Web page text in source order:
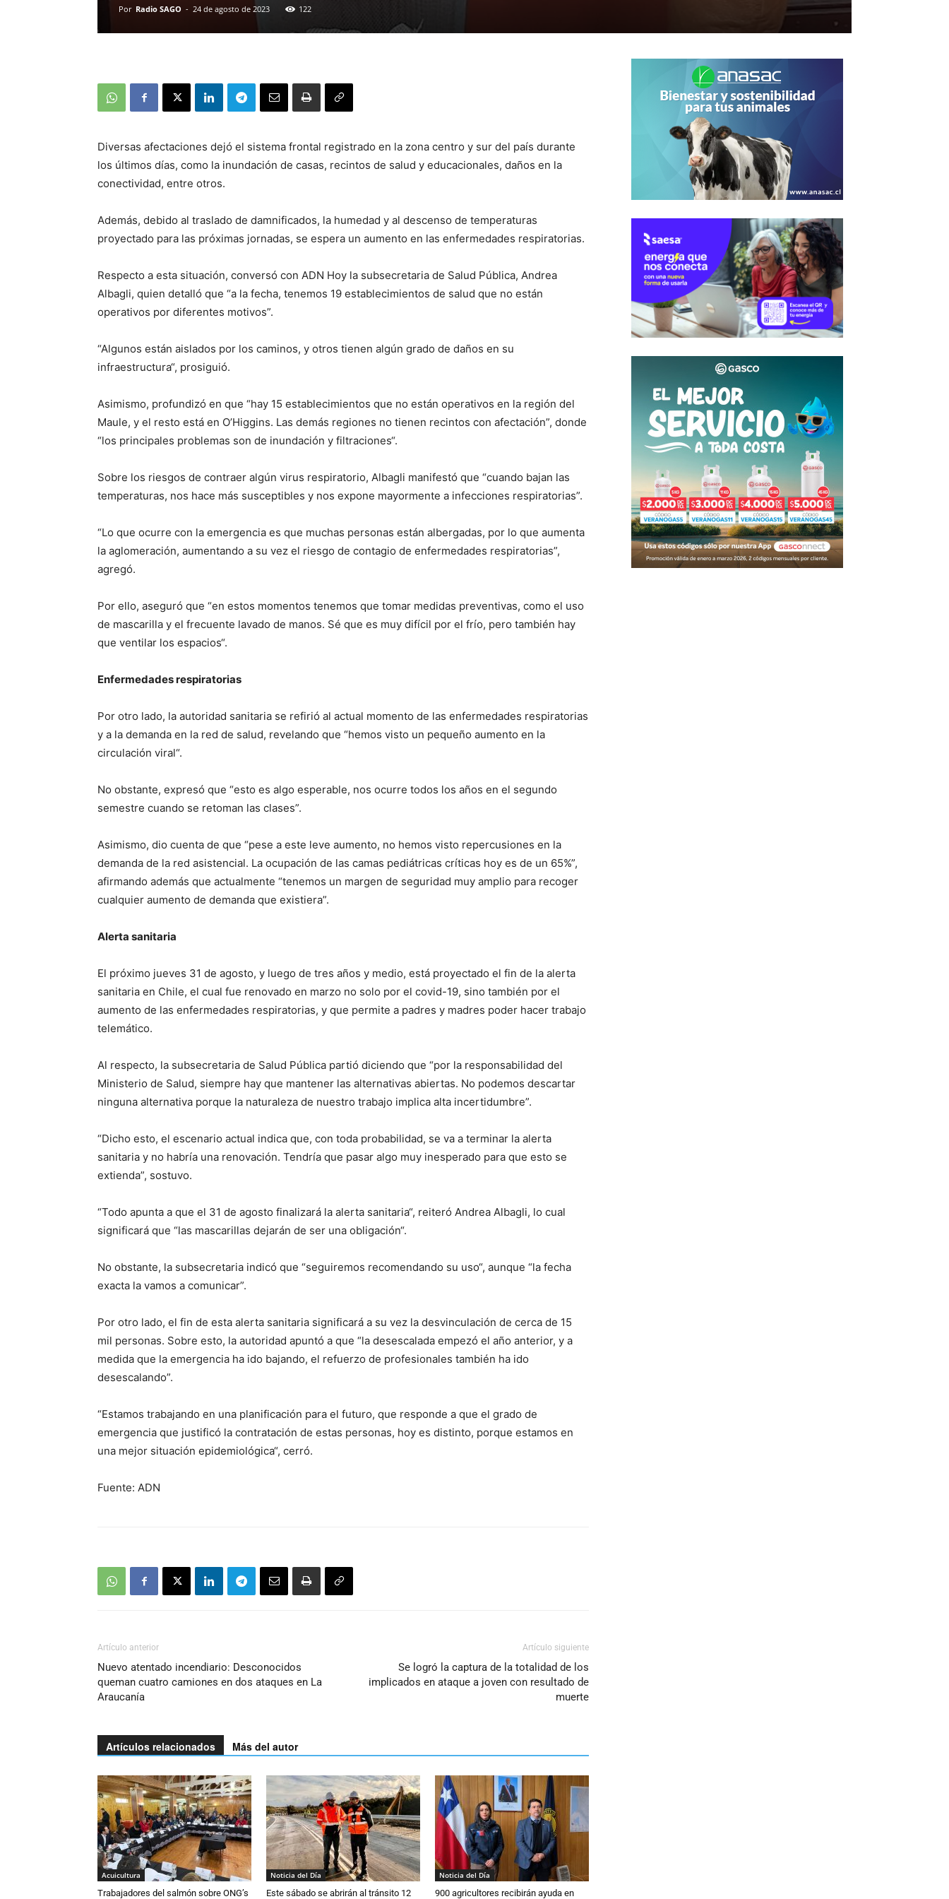
Por Radio SAGO - 24 de agosto de 2023 122
Diversas afectaciones dejó el sistema frontal registrado en la zona centro y sur del país durante
los últimos días, como la inundación de casas, recintos de salud y educacionales, daños en la
conectividad, entre otros.
Además, debido al traslado de damnificados, la humedad y al descenso de temperaturas
proyectado para las próximas jornadas, se espera un aumento en las enfermedades respiratorias.
Respecto a esta situación, conversó con ADN Hoy la subsecretaria de Salud Pública, Andrea
Albagli, quien detalló que “a la fecha, tenemos 19 establecimientos de salud que no están
operativos por diferentes motivos”.
“Algunos están aislados por los caminos, y otros tienen algún grado de daños en su
infraestructura“, prosiguió.
Asimismo, profundizó en que “hay 15 establecimientos que no están operativos en la región del
Maule, y el resto está en O’Higgins. Las demás regiones no tienen recintos con afectación”, donde
“los principales problemas son de inundación y filtraciones“.
Sobre los riesgos de contraer algún virus respiratorio, Albagli manifestó que “cuando bajan las
temperaturas, nos hace más susceptibles y nos expone mayormente a infecciones respiratorias”.
“Lo que ocurre con la emergencia es que muchas personas están albergadas, por lo que aumenta
la aglomeración, aumentando a su vez el riesgo de contagio de enfermedades respiratorias”,
agregó.
Por ello, aseguró que “en estos momentos tenemos que tomar medidas preventivas, como el uso
de mascarilla y el frecuente lavado de manos. Sé que es muy difícil por el frío, pero también hay
que ventilar los espacios“.
Enfermedades respiratorias
Por otro lado, la autoridad sanitaria se refirió al actual momento de las enfermedades respiratorias
y a la demanda en la red de salud, revelando que “hemos visto un pequeño aumento en la
circulación viral“.
No obstante, expresó que “esto es algo esperable, nos ocurre todos los años en el segundo
semestre cuando se retoman las clases”.
Asimismo, dio cuenta de que “pese a este leve aumento, no hemos visto repercusiones en la
demanda de la red asistencial. La ocupación de las camas pediátricas críticas hoy es de un 65%”,
afirmando además que actualmente “tenemos un margen de seguridad muy amplio para recoger
cualquier aumento de demanda que existiera”.
Alerta sanitaria
El próximo jueves 31 de agosto, y luego de tres años y medio, está proyectado el fin de la alerta
sanitaria en Chile, el cual fue renovado en marzo no solo por el covid-19, sino también por el
aumento de las enfermedades respiratorias, y que permite a padres y madres poder hacer trabajo
telemático.
Al respecto, la subsecretaria de Salud Pública partió diciendo que “por la responsabilidad del
Ministerio de Salud, siempre hay que mantener las alternativas abiertas. No podemos descartar
ninguna alternativa porque la naturaleza de nuestro trabajo implica alta incertidumbre”.
“Dicho esto, el escenario actual indica que, con toda probabilidad, se va a terminar la alerta
sanitaria y no habría una renovación. Tendría que pasar algo muy inesperado para que esto se
extienda”, sostuvo.
“Todo apunta a que el 31 de agosto finalizará la alerta sanitaria“, reiteró Andrea Albagli, lo cual
significará que “las mascarillas dejarán de ser una obligación“.
No obstante, la subsecretaria indicó que “seguiremos recomendando su uso“, aunque “la fecha
exacta la vamos a comunicar”.
Por otro lado, el fin de esta alerta sanitaria significará a su vez la desvinculación de cerca de 15
mil personas. Sobre esto, la autoridad apuntó a que “la desescalada empezó el año anterior, y a
medida que la emergencia ha ido bajando, el refuerzo de profesionales también ha ido
desescalando”.
“Estamos trabajando en una planificación para el futuro, que responde a que el grado de
emergencia que justificó la contratación de estas personas, hoy es distinto, porque estamos en
una mejor situación epidemiológica“, cerró.
Fuente: ADN
Artículo anterior
Nuevo atentado incendiario: Desconocidos
queman cuatro camiones en dos ataques en La
Araucanía
Artículo siguiente
Se logró la captura de la totalidad de los
implicados en ataque a joven con resultado de
muerte
Artículos relacionados Más del autor
Acuicultura
Trabajadores del salmón sobre ONG’s
Noticia del Día
Este sábado se abrirán al tránsito 12
Noticia del Día
900 agricultores recibirán ayuda en